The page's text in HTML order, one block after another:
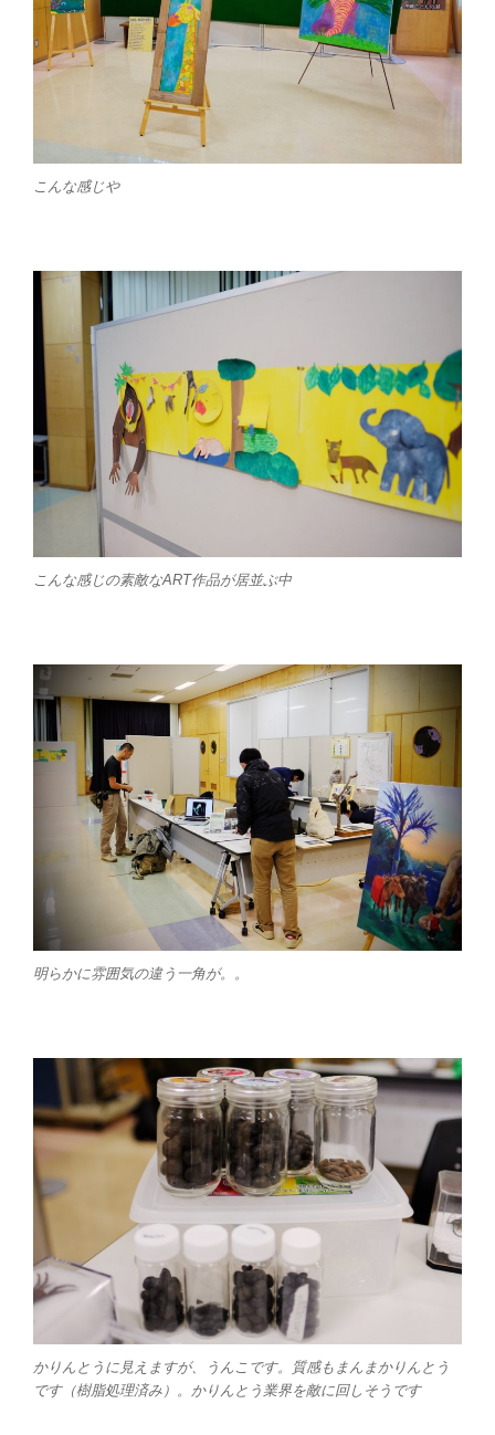
こんな感じや
こんな感じの素敵なART作品が居並ぶ中
明らかに雰囲気の違う一角が。。
かりんとうに見えますが、うんこです。質感もまんまかりんとう
です（樹脂処理済み）。かりんとう業界を敵に回しそうです